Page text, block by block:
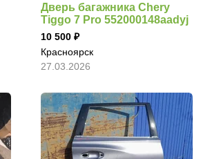
Дверь багажника Chery
Tiggo 7 Pro 552000148aadyj
10 500
Красноярск
27.03.2026